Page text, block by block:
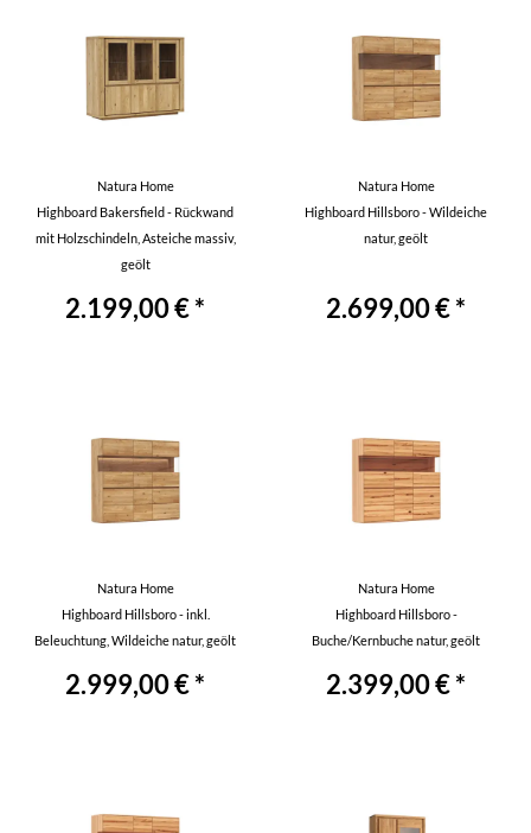
Natura Home
Highboard Bakersfield - Rückwand
mit Holzschindeln, Asteiche massiv,
geölt
2.199,00 € *
Natura Home
Highboard Hillsboro - Wildeiche
natur, geölt
2.699,00 € *
Natura Home
Highboard Hillsboro - inkl.
Beleuchtung, Wildeiche natur, geölt
2.999,00 € *
Natura Home
Highboard Hillsboro -
Buche/Kernbuche natur, geölt
2.399,00 € *